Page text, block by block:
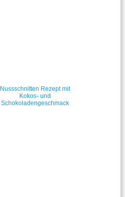
Nussschnitten Rezept mit
Kokos- und
Schokoladengeschmack